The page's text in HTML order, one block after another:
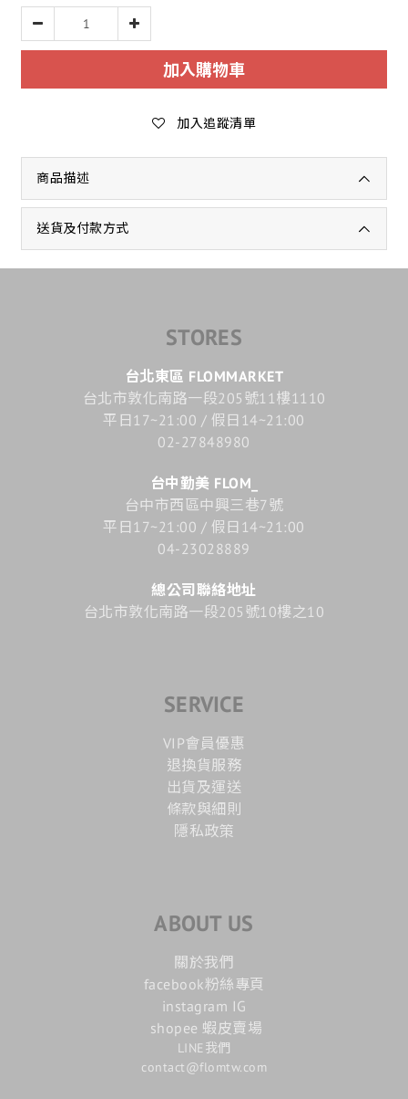
加入購物車
加入追蹤清單
商品描述
送貨及付款方式
STORES
台北東區 FLOMMARKET
台北市敦化南路一段205號11樓1110
平日17~21:00 / 假日14~21:00
02-27848980
台中勤美 FLOM_
台中市西區中興三巷7號
平日17~21:00 / 假日14~21:00
04-23028889
總公司聯絡地址
台北市敦化南路一段205號10樓之10
SERVICE
VIP會員優惠
退換貨服務
出貨及運送
條款與細則
隱私政策
ABOUT US
關於我們
facebook粉絲專頁
instagram IG
shopee 蝦皮賣場
LINE我們
contact@flomtw.com